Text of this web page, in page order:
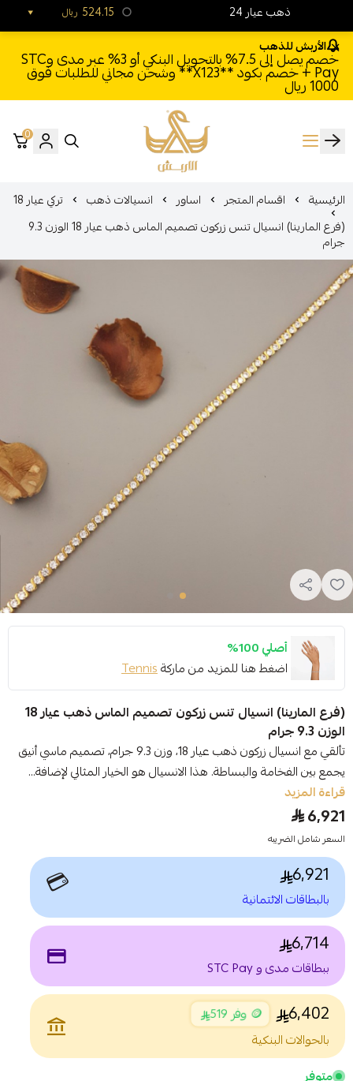
الأربش للذهب
خصم يصل إلى 7.5% بالتحويل البنكي أو 3% عبر مدى وSTC
Pay + خصم بكود **X123** وشحن مجاني للطلبات فوق
1000 ريال
الأربش للذهب
0
الرئيسية اقسام المتجر اساور انسيالات ذهب
تركي عيار 18
(فرع المارينا) انسيال تنس زركون تصميم الماس ذهب عيار 18 الوزن 9.3
جرام
أصلي 100%
اضغط هنا للمزيد من ماركةTennis
(فرع المارينا) انسيال تنس زركون تصميم الماس ذهب عيار 18
الوزن 9.3 جرام
تألقي مع انسيال زركون ذهب عيار 18، وزن 9.3 جرام، تصميم ماسي أنيق
يجمع بين الفخامة والبساطة. هذا الانسيال هو الخيار المثالي لإضافة...
قراءة المزيد
6,921
السعر شامل الضريبه
6,921
بالبطاقات الائتمانية 💳
6,714
ببطاقات مدى و STC Pay payment
6,402 🪙 وفر 519
بالحوالات البنكية
account_balance
متوفر
24 ذهب عيار ريال 524.15